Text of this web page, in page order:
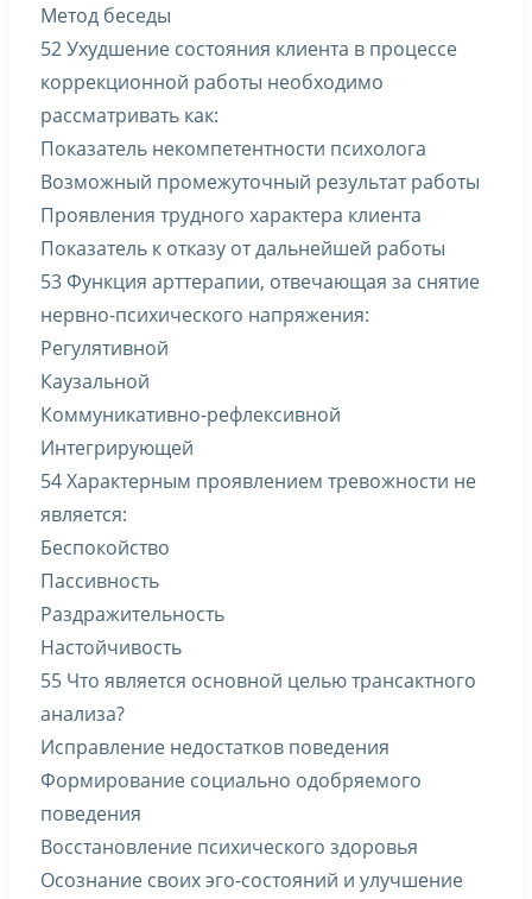
Метод беседы
52 Ухудшение состояния клиента в процессе
коррекционной работы необходимо
рассматривать как:
Показатель некомпетентности психолога
Возможный промежуточный результат работы
Проявления трудного характера клиента
Показатель к отказу от дальнейшей работы
53 Функция арттерапии, отвечающая за снятие
нервно-психического напряжения:
Регулятивной
Каузальной
Коммуникативно-рефлексивной
Интегрирующей
54 Характерным проявлением тревожности не
является:
Беспокойство
Пассивность
Раздражительность
Настойчивость
55 Что является основной целью трансактного
анализа?
Исправление недостатков поведения
Формирование социально одобряемого
поведения
Восстановление психического здоровья
Осознание своих эго-состояний и улучшение